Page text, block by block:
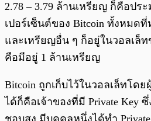
2.78 – 3.79 ล้านเหรียญ ก็คือปร
เปอร์เซ็นต์ของ Bitcoin ทั้งหมด
และเหรียญอื่น ๆ ก็อยู่ในวอลเล็ท
คือมีอยู่ 1 ล้านเหรียญ
Bitcoin ถูกเก็บไว้ในวอลเล็ทโดย
ได้ก็คือเจ้าของที่มี Private Key